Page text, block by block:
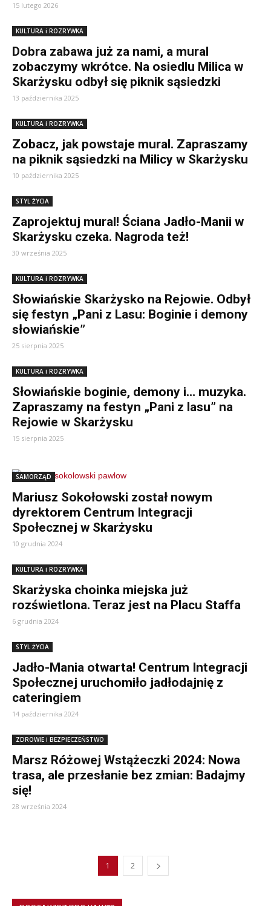
15 lutego 2026
KULTURA i ROZRYWKA
Dobra zabawa już za nami, a mural
zobaczymy wkrótce. Na osiedlu Milica w
Skarżysku odbył się piknik sąsiedzki
13 października 2025
KULTURA i ROZRYWKA
Zobacz, jak powstaje mural. Zapraszamy
na piknik sąsiedzki na Milicy w Skarżysku
10 października 2025
STYL ŻYCIA
Zaprojektuj mural! Ściana Jadło-Manii w
Skarżysku czeka. Nagroda też!
30 września 2025
KULTURA i ROZRYWKA
Słowiańskie Skarżysko na Rejowie. Odbył
się festyn „Pani z Lasu: Boginie i demony
słowiańskie”
25 sierpnia 2025
KULTURA i ROZRYWKA
Słowiańskie boginie, demony i… muzyka.
Zapraszamy na festyn „Pani z lasu” na
Rejowie w Skarżysku
15 sierpnia 2025
SAMORZĄD
Mariusz Sokołowski został nowym
dyrektorem Centrum Integracji
Społecznej w Skarżysku
10 grudnia 2024
KULTURA i ROZRYWKA
Skarżyska choinka miejska już
rozświetlona. Teraz jest na Placu Staffa
6 grudnia 2024
STYL ŻYCIA
Jadło-Mania otwarta! Centrum Integracji
Społecznej uruchomiło jadłodajnię z
cateringiem
14 października 2024
ZDROWIE i BEZPIECZEŃSTWO
Marsz Różowej Wstążeczki 2024: Nowa
trasa, ale przesłanie bez zmian: Badajmy
się!
28 września 2024
1 2